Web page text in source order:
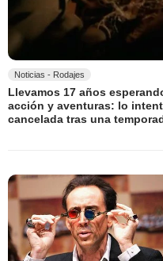
Noticias - Rodajes
Llevamos 17 años
acción y aventuras: lo
cancelada tras una